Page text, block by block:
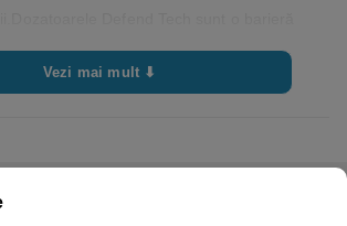
externe, datorită prezenței
testat și garantat, în plasticul din care
Vezi mai mult ⬇
CELE MAI VANDUTE